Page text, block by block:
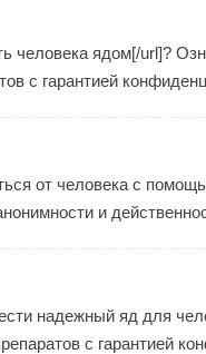
человека ядом[/url]?
с гарантией
от человека с
и
надежный яд для
с гарантией